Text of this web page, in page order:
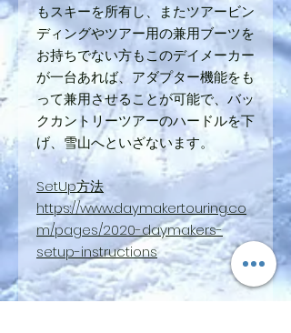
もスキーを所有し、またツアービン
ディングやツアー用の兼用ブーツを
お持ちでない方もこのデイメーカー
が一台あれば、アダプター機能をも
って兼用させることが可能で、バッ
クカントリーツアーのハードルを下
げ、雪山へといざないます。
SetUp方法
https://www.daymakertouring.co
m/pages/2020-daymakers-
setup-instructions